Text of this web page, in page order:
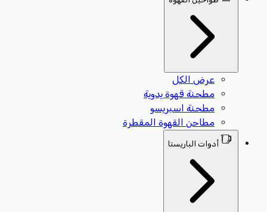
عرض الكل
مطحنة قهوة يدوية
مطحنة اسبريسو
مطاحن القهوة المقطرة
أدوات الباريستا